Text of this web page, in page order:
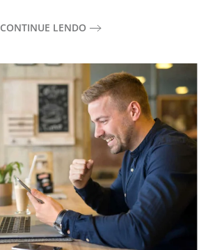
CONTINUE LENDO